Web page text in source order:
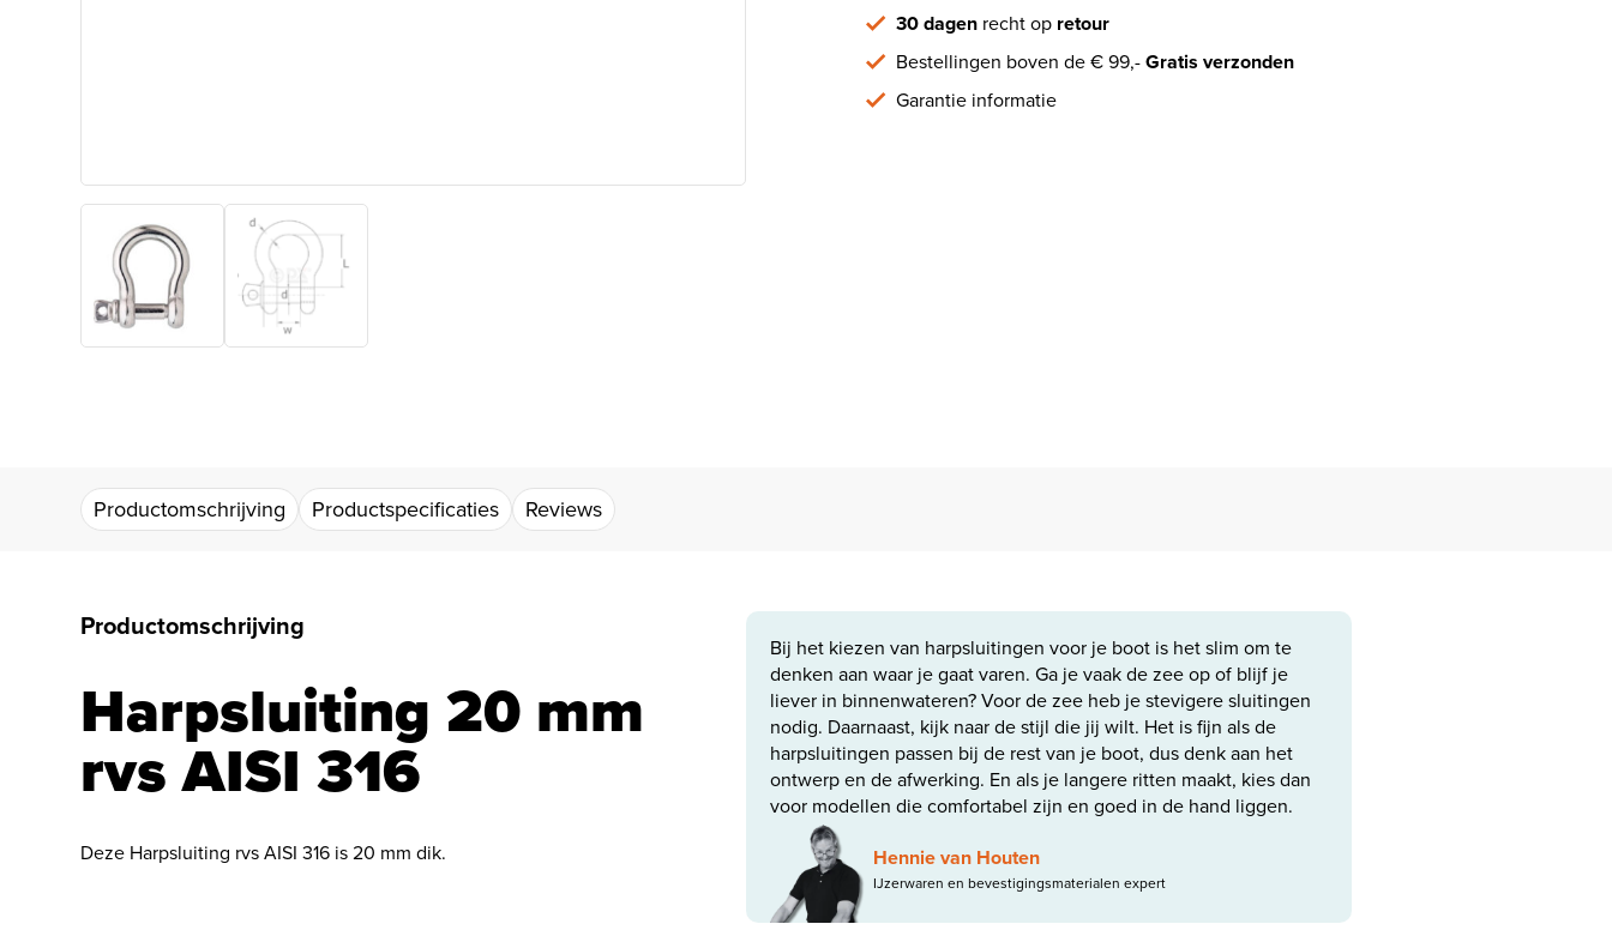
30 dagen recht op retour
Bestellingen boven de € 99,-Gratis verzonden
Garantie informatie
Productomschrijving Productspecificaties Reviews
Productomschrijving
Harpsluiting 20 mm
rvs AISI 316
Deze Harpsluiting rvs AISI 316 is 20 mm dik.
Bij het kiezen van harpsluitingen voor je boot is het slim om te
denken aan waar je gaat varen. Ga je vaak de zee op of blijf je
liever in binnenwateren? Voor de zee heb je stevigere sluitingen
nodig. Daarnaast, kijk naar de stijl die jij wilt. Het is fijn als de
harpsluitingen passen bij de rest van je boot, dus denk aan het
ontwerp en de afwerking. En als je langere ritten maakt, kies dan
voor modellen die comfortabel zijn en goed in de hand liggen.
Hennie van Houten
IJzerwaren en bevestigingsmaterialen expert